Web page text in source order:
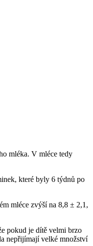
mléka. V mléce tedy
které byly 6 týdnů po
mléce zvýší na 8,8 ± 2,1,
pokud je dítě velmi brzo
nepřijímají velké množství